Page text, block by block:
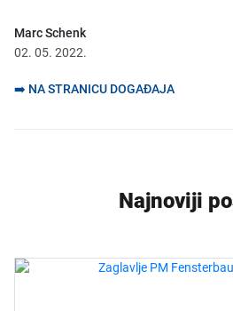
Marc Schenk
02. 05. 2022.
➡️ NA STRANICU DOGAĐAJA
Najnoviji